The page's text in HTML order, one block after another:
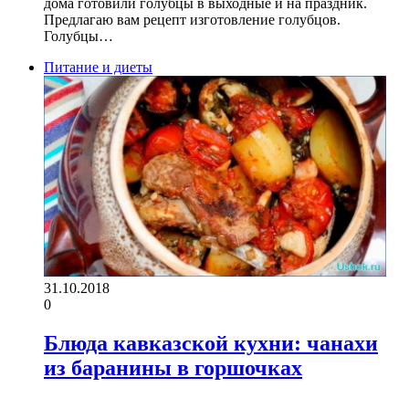
дома готовили голубцы в выходные и на праздник.
Предлагаю вам рецепт изготовление голубцов.
Голубцы…
Питание и диеты
31.10.2018
0
Блюда кавказской кухни: чанахи
из баранины в горшочках